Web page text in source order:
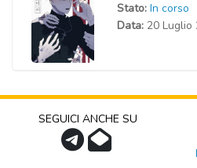
Stato: In corso
Data: 20 Luglio
SEGUICI ANCHE SU